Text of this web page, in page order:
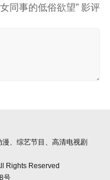
同事的低俗欲望” 影评
、综艺节目、高清电视剧
Rights Reserved
号